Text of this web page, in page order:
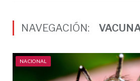
NAVEGACIÓN:
NACIONAL